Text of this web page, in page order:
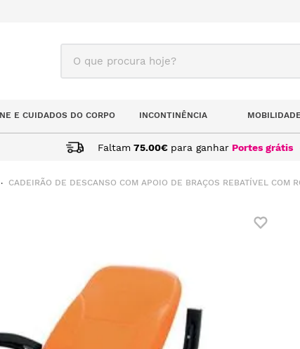
O que procura hoje?
E CUIDADOS DO CORPO INCONTINÊNCIA
Faltam 75.00€ para ganhar Portes grátis
CADEIRÃO DE DESCANSO COM APOIO DE BRAÇOS REBATÍVEL COM